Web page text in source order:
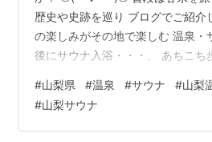
歴史や史跡を巡り ブログでご紹介
の楽しみがその地で楽しむ 温泉・
後にサウナ入浴・・・、 あちこち
るようなものです。 特に山梨県の
水のおかげなのか 水質がとても柔
の施設が数多いんです！。 今回は
#山梨県 #温泉 #サウナ #山梨
#山梨サウナ